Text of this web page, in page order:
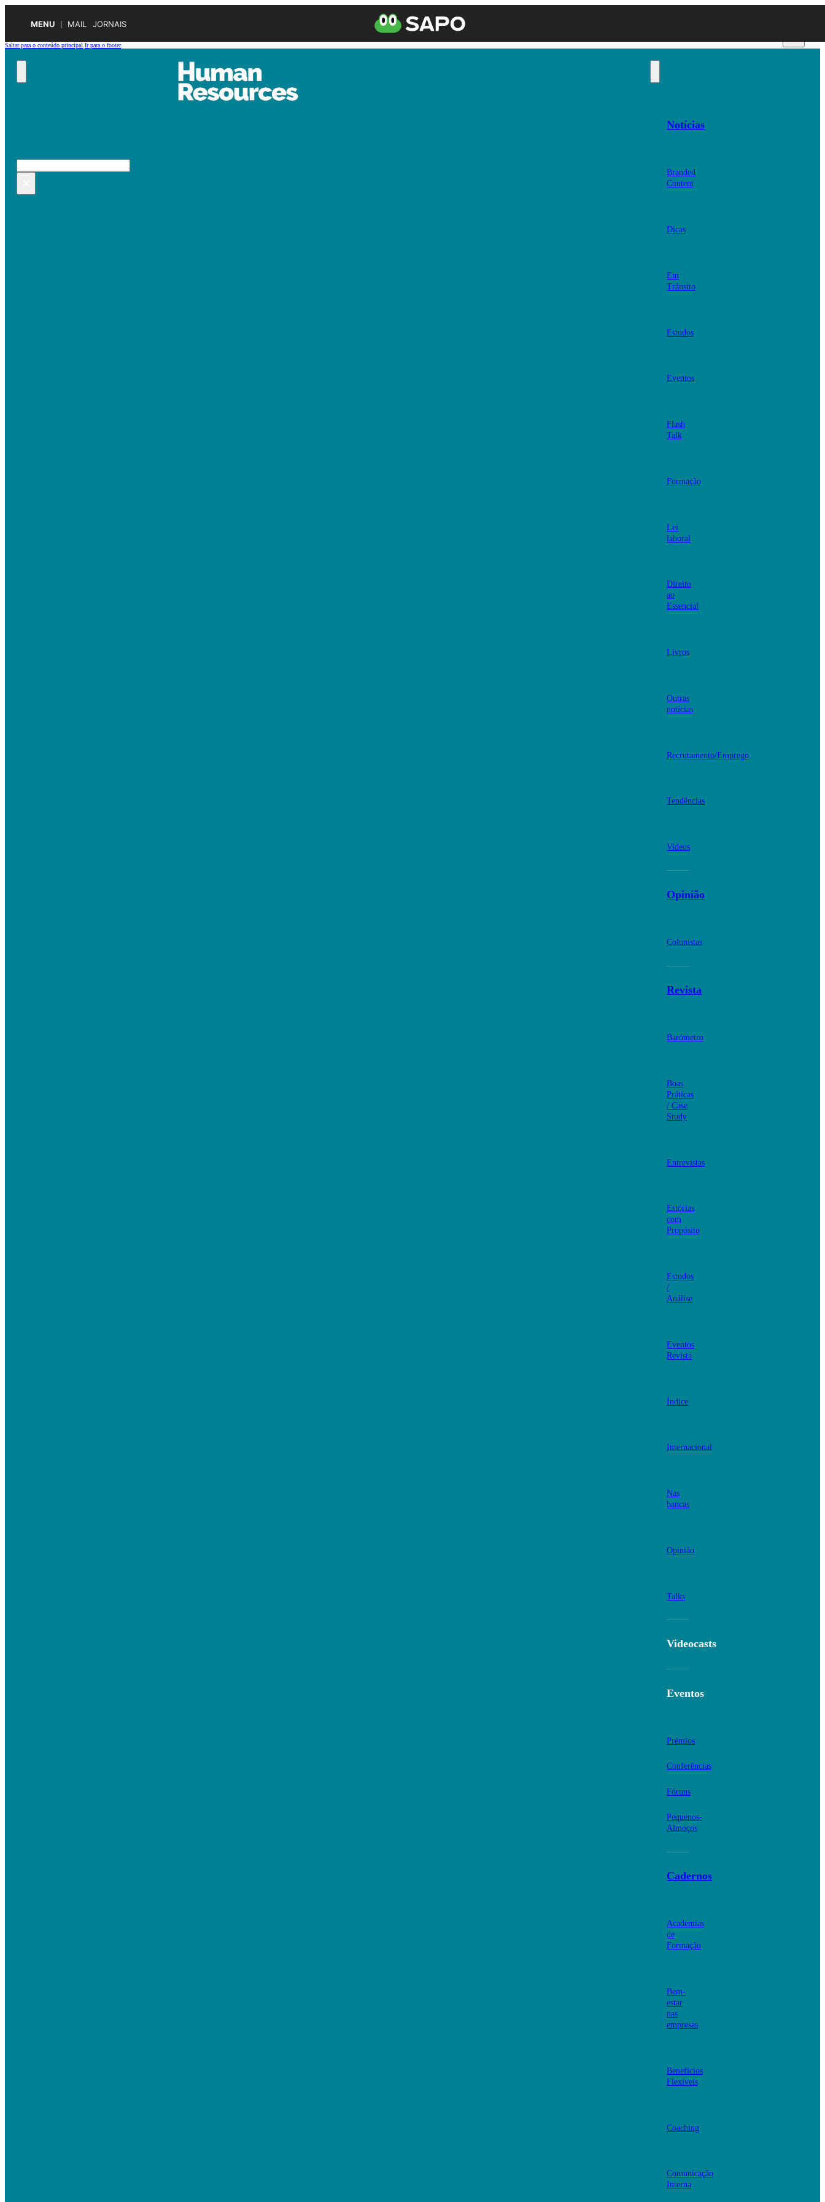
MENU MAIL JORNAIS
Saltar para o conteúdo principal Ir para o footer
Pesquisar
Notícias
Branded
Content
Dicas
Em
Trânsito
Estudos
Eventos
Flash
Talk
Formação
Lei
laboral
Direito
ao
Essencial
Livros
Outras
notícias
Recrutamento/Emprego
Tendências
Videos
Opinião
Colunistas
Revista
Barómetro
Boas
Práticas
/ Case
Study
Entrevistas
Estórias
com
Propósito
Estudos
/
Análise
Eventos
Revista
Índice
Internacional
Nas
bancas
Opinião
Talks
Videocasts
Eventos
Prémios
Conferências
Fóruns
Pequenos-
Almoços
Cadernos
Academias
de
Formação
Bem-
estar
nas
empresas
Benefícios
Flexíveis
Coaching
Comunicação
Interna